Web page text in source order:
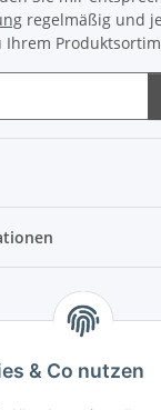
& Co nutzen
regelmäßig und